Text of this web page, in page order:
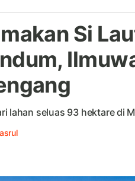
Si
lahan seluas 93 hektare di